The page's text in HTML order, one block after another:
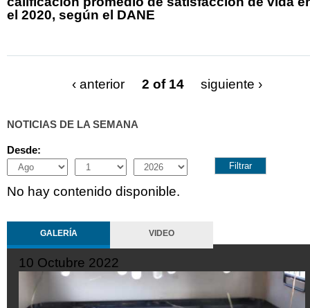
el 2020, según el DANE
‹ anterior 2 of 14 siguiente ›
NOTICIAS DE LA SEMANA
Desde:
Month
Day Year
No hay contenido disponible.
GALERÍA VIDEO
10 Octubre 2022